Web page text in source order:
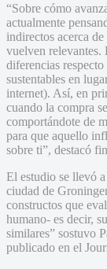
“Sobre cómo
actualmente
indirectos acerca
vuelven relevantes.
diferencias
sustentables en
internet). Así, en
cuando la compra
comportándote de
para que aquello
sobre ti”, destacó
El estudio se llevó
ciudad de
constructos que
humano- es decir,
similares” sostuvo
publicado en el